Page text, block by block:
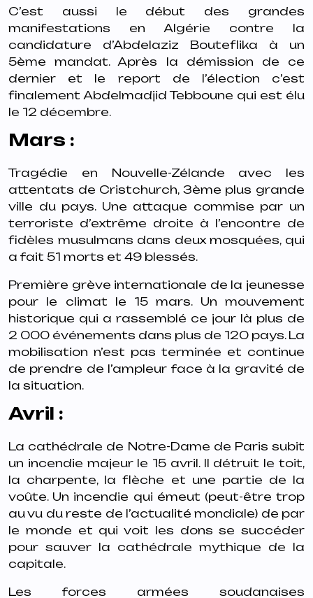
C’est aussi le début des grandes
manifestations en Algérie contre la
candidature d’Abdelaziz Bouteflika à un
5ème mandat. Après la démission de ce
dernier et le report de l’élection c’est
finalement Abdelmadjid Tebboune qui est élu
le 12 décembre.
Mars :
Tragédie en Nouvelle-Zélande avec les
attentats de Cristchurch, 3ème plus grande
ville du pays. Une attaque commise par un
terroriste d’extrême droite à l’encontre de
fidèles musulmans dans deux mosquées, qui
a fait 51 morts et 49 blessés.
Première grève internationale de la jeunesse
pour le climat le 15 mars. Un mouvement
historique qui a rassemblé ce jour là plus de
2 000 événements dans plus de 120 pays. La
mobilisation n’est pas terminée et continue
de prendre de l’ampleur face à la gravité de
la situation.
Avril :
La cathédrale de Notre-Dame de Paris subit
un incendie majeur le 15 avril. Il détruit le toit,
la charpente, la flèche et une partie de la
voûte. Un incendie qui émeut (peut-être trop
au vu du reste de l’actualité mondiale) de par
le monde et qui voit les dons se succéder
pour sauver la cathédrale mythique de la
capitale.
Les forces armées soudanaises